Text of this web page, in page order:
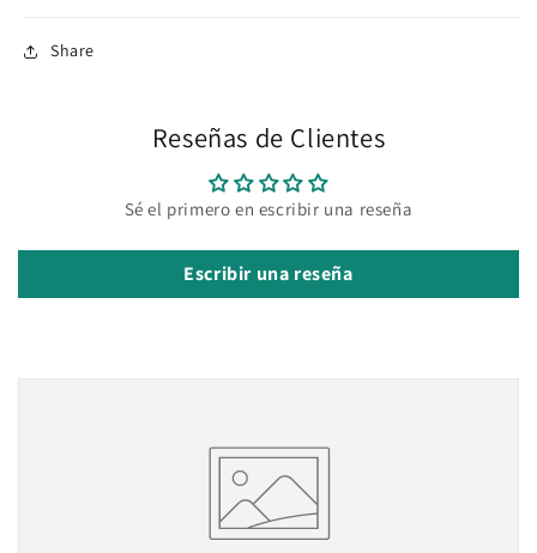
Share
Reseñas de Clientes
Sé el primero en escribir una reseña
Escribir una reseña